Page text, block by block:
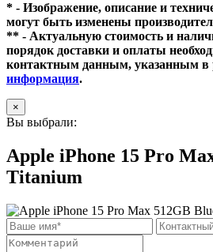
* - Изображение, описание и
могут быть изменены
** - Актуальную стоимость и
порядок доставки и оплаты
контактным данным, указанным в
информация.
×
Вы выбрали:
Apple iPhone 15 Pro
Titanium